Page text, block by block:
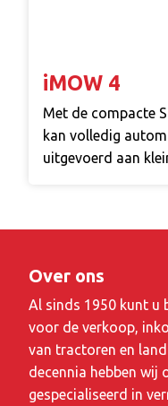
iMOW 4
Met de compacte
kan volledig
uitgevoerd aan
Over ons
Al sinds 1950 kunt u
voor de verkoop,
van tractoren en
decennia hebben wij
gespecialiseerd in